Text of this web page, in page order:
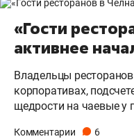
«Гости
активнее
Владельцы
корпоративах,
щедрости на чаевые у
Комментарии 6